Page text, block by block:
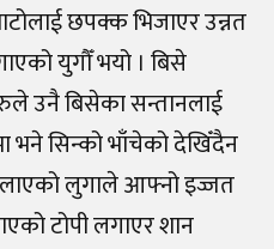
छपक्क भिजाएर उन्नत
युगौँ भयो । बिसे
उनै बिसेका सन्तानलाई
भने सिन्को भाँचेको देखिँदैन
लुगाले आफ्नो इज्जत
टोपी लगाएर शान